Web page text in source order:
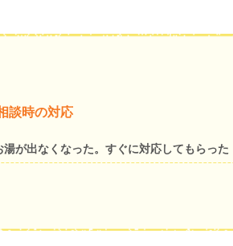
談時の対応
が出なくなった。すぐに対応してもらった